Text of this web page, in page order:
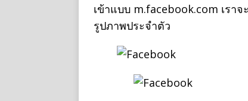
เข้าแบบ m.facebook.com เรา
รูปภาพประจำตัว